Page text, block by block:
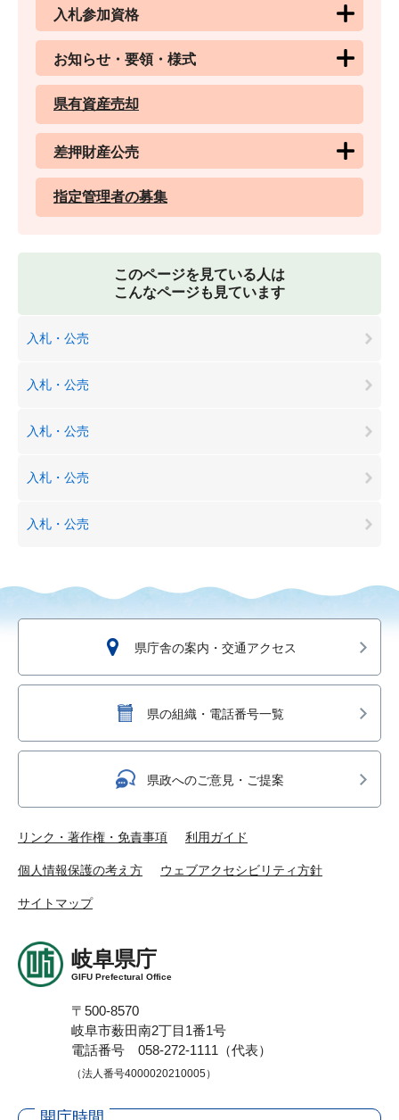
入札参加資格
お知らせ・要領・様式
県有資産売却
差押財産公売
指定管理者の募集
このページを見ている人は
こんなページも見ています
入札・公売
入札・公売
入札・公売
入札・公売
入札・公売
県庁舎の案内・交通アクセス
県の組織・電話番号一覧
県政へのご意見・ご提案
リンク・著作権・免責事項 利用ガイド
個人情報保護の考え方 ウェブアクセシビリティ方針
サイトマップ
岐阜県庁
GIFU Prefectural Office
〒500-8570
岐阜市薮田南2丁目1番1号
電話番号 058-272-1111（代表）
（法人番号4000020210005）